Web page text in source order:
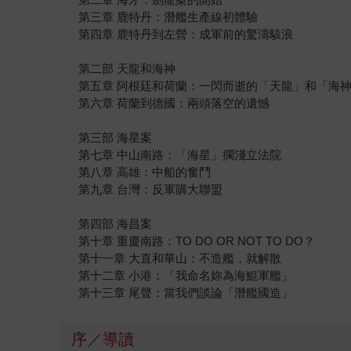
第三章 鹿特丹：潛艦生產線初體驗
第四章 鹿特丹到左營：成軍前的驚濤駭浪
第二部 天龍和海神
第五章 阿根廷和荷蘭：一閃而逝的「天龍」和「海
第六章 荷蘭到德國：兩頭落空的遺憾
第三部 海星案
第七章 中山南路：「海星」擱淺立法院
第八章 高雄：中船的奮鬥
第九章 台灣：反軍購大聯盟
第四部 海昌案
第十章 重慶南路：TO DO OR NOT TO DO？
第十一章 大直和華山：不造艦，就解散
第十二章 小港：「我命名妳為海鯤軍艦」
第十三章 尾聲：當我們談論「潛艦國造」
序／導讀